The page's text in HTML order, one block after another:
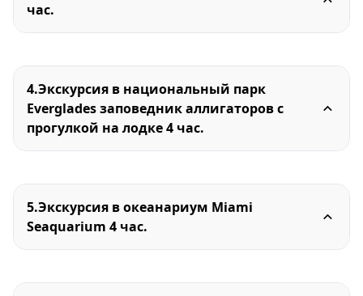
час.
4.Экскурсия в национальный парк
Everglades заповедник аллигаторов с
прогулкой на лодке 4 час.
5.Экскурсия в океанариум Miami
Seaquarium 4 час.